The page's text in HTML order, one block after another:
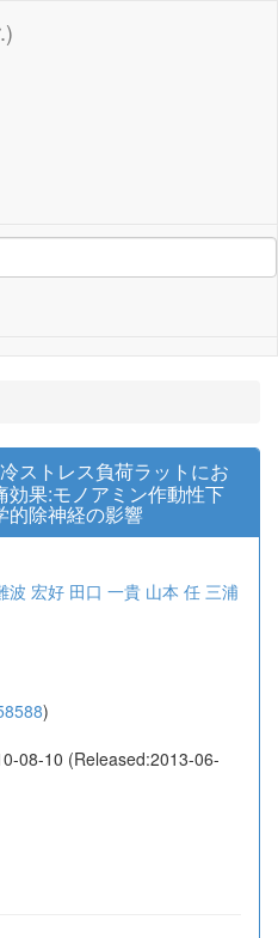
ストレス負荷ラットにお
効果:モノアミン作動性下
的除神経の影響
波 宏好 田口 一貴 山本 任 三浦
)
08-10 (Released:2013-06-